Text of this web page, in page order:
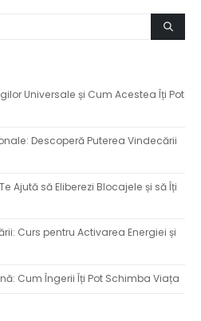
Universale și Cum Acestea Îți Pot
Descoperă Puterea Vindecării
Ajută să Eliberezi Blocajele și să Îți
Curs pentru Activarea Energiei și
Cum Îngerii Îți Pot Schimba Viața